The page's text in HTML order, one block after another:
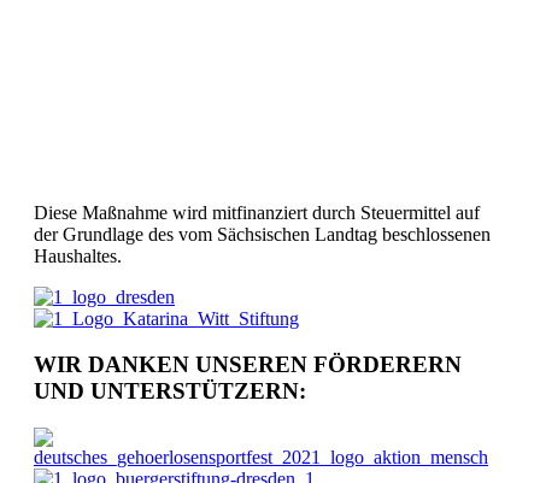
Diese Maßnahme wird mitfinanziert durch Steuermittel auf
der Grundlage des vom Sächsischen Landtag beschlossenen
Haushaltes.
WIR DANKEN UNSEREN FÖRDERERN
UND UNTERSTÜTZERN: